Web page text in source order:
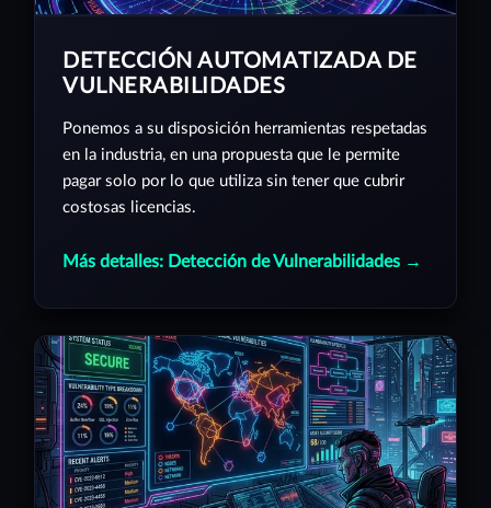
DETECCIÓN AUTOMATIZADA DE
VULNERABILIDADES
Ponemos a su disposición herramientas respetadas
en la industria, en una propuesta que le permite
pagar solo por lo que utiliza sin tener que cubrir
costosas licencias.
Más detalles: Detección de Vulnerabilidades →